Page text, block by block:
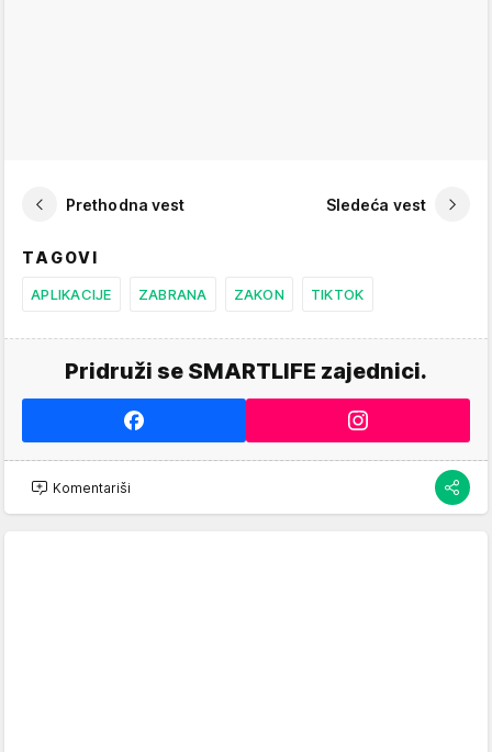
Prethodna vest Sledeća vest
TAGOVI
APLIKACIJE ZABRANA ZAKON TIKTOK
Pridruži se SMARTLIFE zajednici.
Komentariši